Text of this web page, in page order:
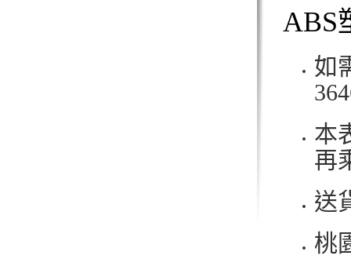
ABS
如
本
再
送
桃